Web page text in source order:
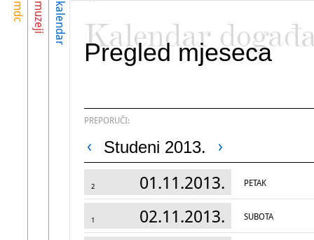
mdc muzeji kalendar Kalendar
Pregled mjeseca
PREPORUČI:
Studeni 2013.
2 01.11.2013. PETAK
1 02.11.2013. SUBOTA